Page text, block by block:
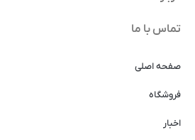
تماس با ما
صفحه اصلی
فروشگاه
اخبار